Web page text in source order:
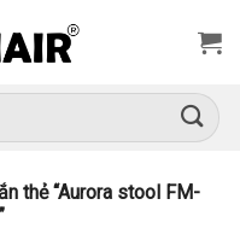
thẻ “Aurora stool FM-